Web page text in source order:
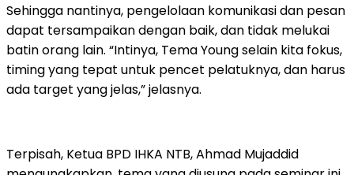
Sehingga nantinya, pengelolaan komunikasi dan pesan
dapat tersampaikan dengan baik, dan tidak melukai
batin orang lain. “Intinya, Tema Young selain kita fokus,
timing yang tepat untuk pencet pelatuknya, dan harus
ada target yang jelas,” jelasnya.
Terpisah, Ketua BPD IHKA NTB, Ahmad Mujaddid